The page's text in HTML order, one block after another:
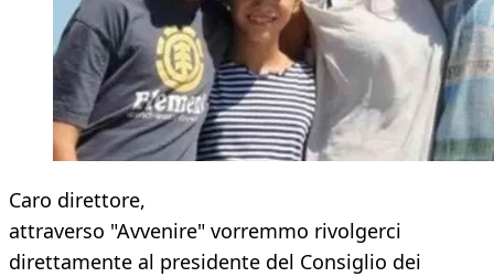
Caro direttore,
attraverso "Avvenire" vorremmo rivolgerci
direttamente al presidente del Consiglio dei